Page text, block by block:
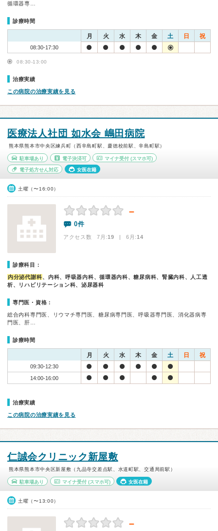
循環器専…
診療時間
月 火 水 木 金 土 日 祝
08:30-17:30
08:30-13:00
治療実績
この病院の治療実績を見る
医療法人社団 如水会 嶋田病院
熊本県熊本市中央区練兵町（西辛島町駅、慶徳校前駅、辛島町駅）
駐車場あり 電子決済可 マイナ受付 (スマホ可)
電子処方せん対応 女医在籍
土曜（〜16:00）
－
0件
アクセス数 7月:19 | 6月:14
診療科目：
内分泌代謝科、内科、呼吸器内科、循環器内科、糖尿病科、腎臓内科、人工透
析、リハビリテーション科、泌尿器科
専門医・資格：
総合内科専門医、リウマチ専門医、糖尿病専門医、呼吸器専門医、消化器病専
門医、肝…
診療時間
月 火 水 木 金 土 日 祝
09:30-12:30
14:00-16:00
治療実績
この病院の治療実績を見る
仁誠会クリニック新屋敷
熊本県熊本市中央区新屋敷（九品寺交差点駅、水道町駅、交通局前駅）
駐車場あり マイナ受付(スマホ可) 女医在籍
土曜（〜13:00）
－